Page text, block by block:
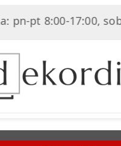
17:00, sob 8:00-